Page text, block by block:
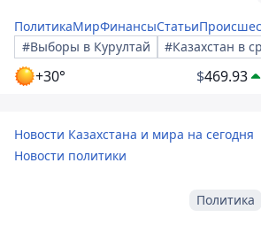
ПолитикаМирФинансыСтатьи
#Выборы в Курултай
#Казахстан в
+30° $469.93
Новости Казахстана и мира на сегодня
Новости политики
Политика